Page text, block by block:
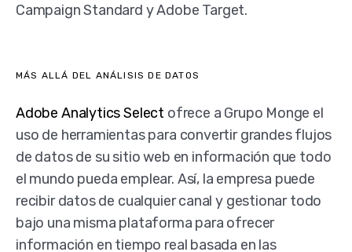
Campaign Standard y Adobe Target.
MÁS ALLÁ DEL ANÁLISIS DE DATOS
Adobe Analytics Select ofrece a Grupo Monge el
uso de herramientas para convertir grandes flujos
de datos de su sitio web en información que todo
el mundo pueda emplear. Así, la empresa puede
recibir datos de cualquier canal y gestionar todo
bajo una misma plataforma para ofrecer
información en tiempo real basada en las